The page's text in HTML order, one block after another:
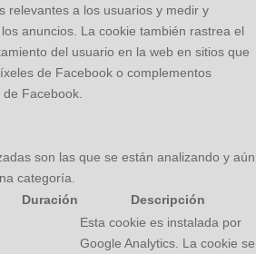
relevantes a los usuarios y medir y
anuncios. La cookie también rastrea el
del usuario en la web en sitios que
de Facebook o complementos
Facebook.
son las que se están analizando y aún
categoría.
Duración Descripción
Esta cookie es instalada por
Google Analytics. La cookie se